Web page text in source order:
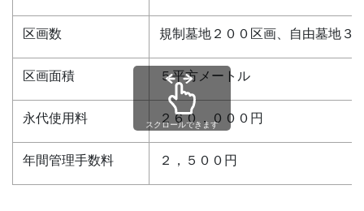
区画数 規制墓地２００区画、自由墓地３
区画面積 ５平方メートル
永代使用料 ２６０，０００円
年間管理手数料 ２，５００円
スクロールできます